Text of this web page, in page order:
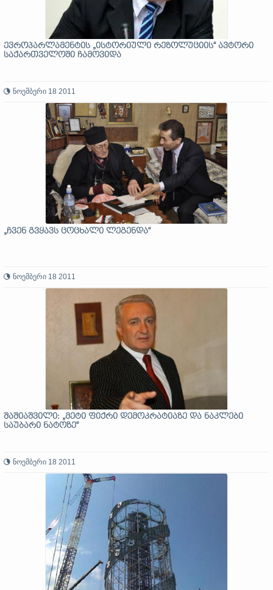
ევროპარლამენტის „ისტორიული რეზოლუციის“ ავტორი
საქართველოში ჩამოვიდა
ნოემბერი 18 2011
„ჩვენ გვყავს ცოცხალი ლეგენდა“
ნოემბერი 18 2011
შაშიაშვილი: „მეტი ფიქრი დემოკრატიაზე და ნაკლები
საუბარი ნატოზე“
ნოემბერი 18 2011